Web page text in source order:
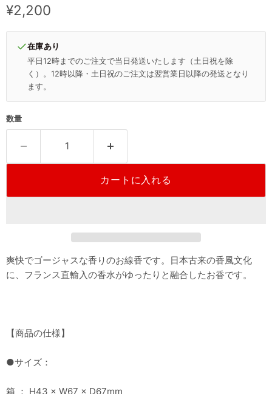
現在の価格
¥2,200
在庫あり
平日12時までのご注文で当日発送いたします（土日祝を除
く）。12時以降・土日祝のご注文は翌営業日以降の発送となり
ます。
数量
カートに入れる
爽快でゴージャスな香りのお線香です。日本古来の香風文化
に、フランス直輸入の香水がゆったりと融合したお香です。
【商品の仕様】
●サイズ：
箱 ： H43 × W67 × D67mm